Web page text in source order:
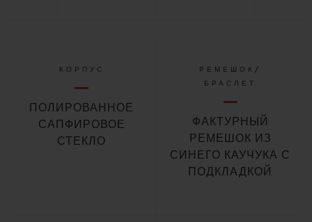
КОРПУС
ПОЛИРОВАННОЕ
САПФИРОВОЕ
СТЕКЛО
РЕМЕШОК/
БРАСЛЕТ
ФАКТУРНЫЙ
РЕМЕШОК ИЗ
СИНЕГО КАУЧУКА С
ПОДКЛАДКОЙ